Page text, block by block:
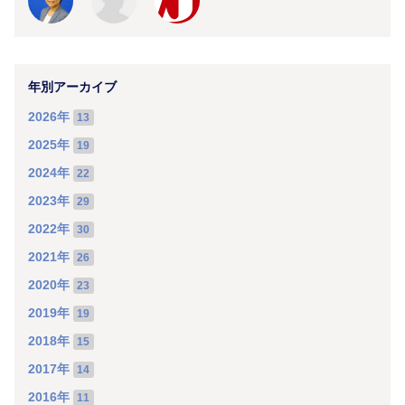
年別アーカイブ
2026年 13
2025年 19
2024年 22
2023年 29
2022年 30
2021年 26
2020年 23
2019年 19
2018年 15
2017年 14
2016年 11